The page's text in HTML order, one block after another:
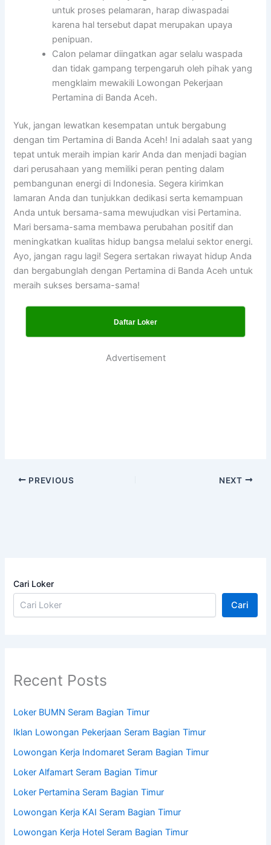
untuk proses pelamaran, harap diwaspadai
karena hal tersebut dapat merupakan upaya
penipuan.
Calon pelamar diingatkan agar selalu waspada
dan tidak gampang terpengaruh oleh pihak yang
mengklaim mewakili Lowongan Pekerjaan
Pertamina di Banda Aceh.
Yuk, jangan lewatkan kesempatan untuk bergabung
dengan tim Pertamina di Banda Aceh! Ini adalah saat yang
tepat untuk meraih impian karir Anda dan menjadi bagian
dari perusahaan yang memiliki peran penting dalam
pembangunan energi di Indonesia. Segera kirimkan
lamaran Anda dan tunjukkan dedikasi serta kemampuan
Anda untuk bersama-sama mewujudkan visi Pertamina.
Mari bersama-sama membawa perubahan positif dan
meningkatkan kualitas hidup bangsa melalui sektor energi.
Ayo, jangan ragu lagi! Segera sertakan riwayat hidup Anda
dan bergabunglah dengan Pertamina di Banda Aceh untuk
meraih sukses bersama-sama!
Daftar Loker
Advertisement
PREVIOUS NEXT
Cari Loker
Cari
Recent Posts
Loker BUMN Seram Bagian Timur
Iklan Lowongan Pekerjaan Seram Bagian Timur
Lowongan Kerja Indomaret Seram Bagian Timur
Loker Alfamart Seram Bagian Timur
Loker Pertamina Seram Bagian Timur
Lowongan Kerja KAI Seram Bagian Timur
Lowongan Kerja Hotel Seram Bagian Timur